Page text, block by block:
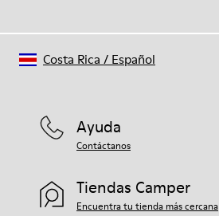
Ayuda
Contáctanos
Tiendas Camper
Encuentra tu tienda más cercana
Costa Rica / Español